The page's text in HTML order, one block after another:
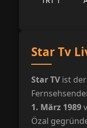
Star Tv
Star TVist
1. März 1989
Özal